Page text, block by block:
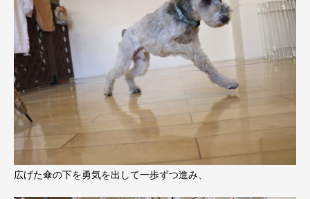
広げた傘の下を勇気を出して一歩ずつ進み、